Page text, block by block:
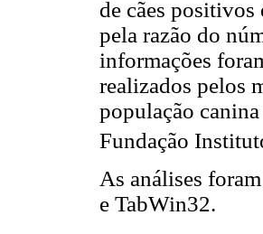
de cães positivos
pela razão do
informações
realizados pelos
população
Fundação
As análises
e TabWin32.